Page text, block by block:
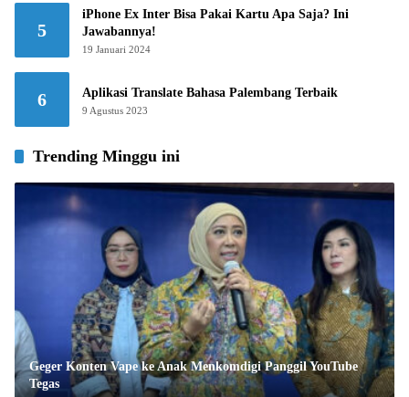
5
iPhone Ex Inter Bisa Pakai Kartu Apa Saja? Ini
Jawabannya!
19 Januari 2024
6 Aplikasi Translate Bahasa Palembang Terbaik
9 Agustus 2023
Trending Minggu ini
Geger Konten Vape ke Anak Menkomdigi Panggil YouTube
Tegas